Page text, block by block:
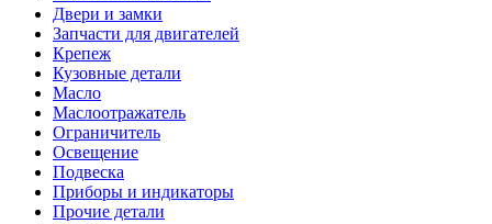
Двери и замки
Запчасти для двигателей
Крепеж
Кузовные детали
Масло
Маслоотражатель
Ограничитель
Освещение
Подвеска
Приборы и индикаторы
Прочие детали